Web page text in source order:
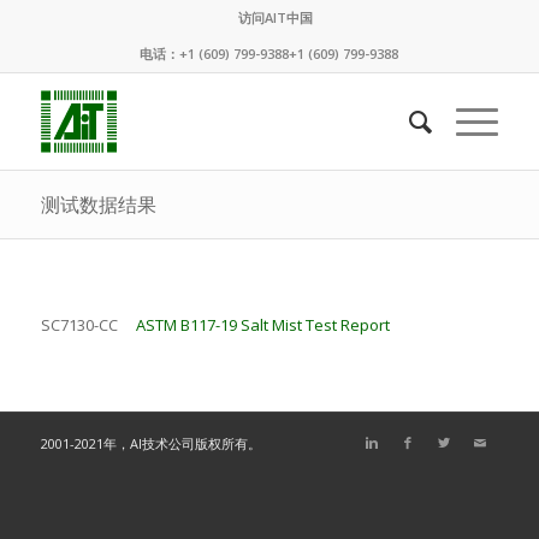
访问AIT中国
电话：+1 (609) 799-9388+1 (609) 799-9388
测试数据结果
SC7130-CC ASTM B117-19 Salt Mist Test Report
2001-2021年，AI技术公司版权所有。